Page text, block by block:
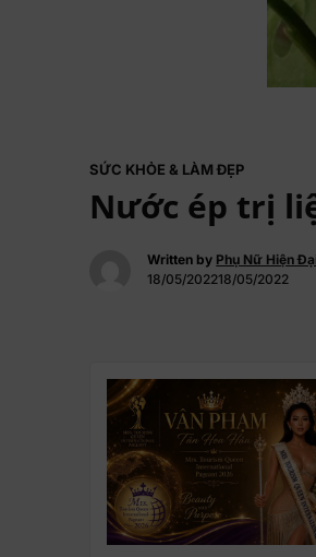
SỨC KHỎE & LÀM ĐẸP
Nước ép trị
Written by Phụ Nữ Hiện
18/05/202218/05/2022